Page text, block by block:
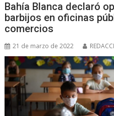
Bahía Blanca declaró
barbijos en oficinas
comercios
21 de marzo de 2022